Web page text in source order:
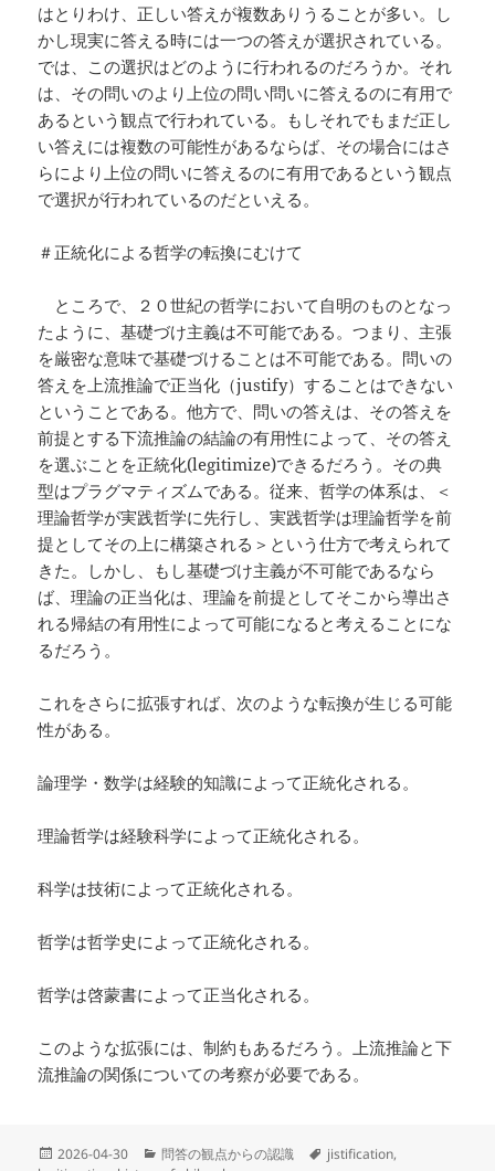
はとりわけ、正しい答えが複数ありうることが多い。し
かし現実に答える時には一つの答えが選択されている。
では、この選択はどのように行われるのだろうか。それ
は、その問いのより上位の問い問いに答えるのに有用で
あるという観点で行われている。もしそれでもまだ正し
い答えには複数の可能性があるならば、その場合にはさ
らにより上位の問いに答えるのに有用であるという観点
で選択が行われているのだといえる。
＃正統化による哲学の転換にむけて
ところで、２０世紀の哲学において自明のものとなっ
たように、基礎づけ主義は不可能である。つまり、主張
を厳密な意味で基礎づけることは不可能である。問いの
答えを上流推論で正当化（justify）することはできない
ということである。他方で、問いの答えは、その答えを
前提とする下流推論の結論の有用性によって、その答え
を選ぶことを正統化(legitimize)できるだろう。その典
型はプラグマティズムである。従来、哲学の体系は、＜
理論哲学が実践哲学に先行し、実践哲学は理論哲学を前
提としてその上に構築される＞という仕方で考えられて
きた。しかし、もし基礎づけ主義が不可能であるなら
ば、理論の正当化は、理論を前提としてそこから導出さ
れる帰結の有用性によって可能になると考えることにな
るだろう。
これをさらに拡張すれば、次のような転換が生じる可能
性がある。
論理学・数学は経験的知識によって正統化される。
理論哲学は経験科学によって正統化される。
科学は技術によって正統化される。
哲学は哲学史によって正統化される。
哲学は啓蒙書によって正当化される。
このような拡張には、制約もあるだろう。上流推論と下
流推論の関係についての考察が必要である。
投
2026-04-30
カ
問答の観点からの認識
タ
jistification,